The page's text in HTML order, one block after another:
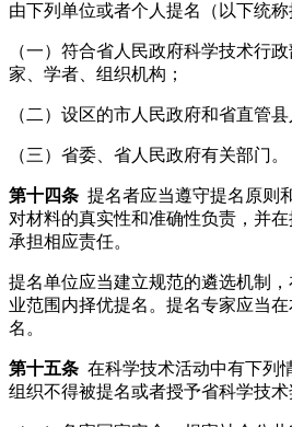
由下列单位或者个人提名（以下统称
（一）符合省人民政府科学技术行
家、学者、组织机构；
（二）设区的市人民政府和省直管县
（三）省委、省人民政府有关部门。
第十四条 提名者应当遵守提名原则
对材料的真实性和准确性负责，并
承担相应责任。
提名单位应当建立规范的遴选机制
业范围内择优提名。提名专家应当
名。
第十五条 在科学技术活动中有下列
组织不得被提名或者授予省科学技术